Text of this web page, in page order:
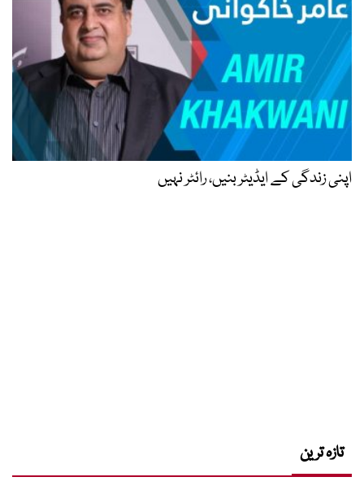
اپنی زندگی کے ایڈیٹر بنیں، رائٹر نہیں
تازہ ترین